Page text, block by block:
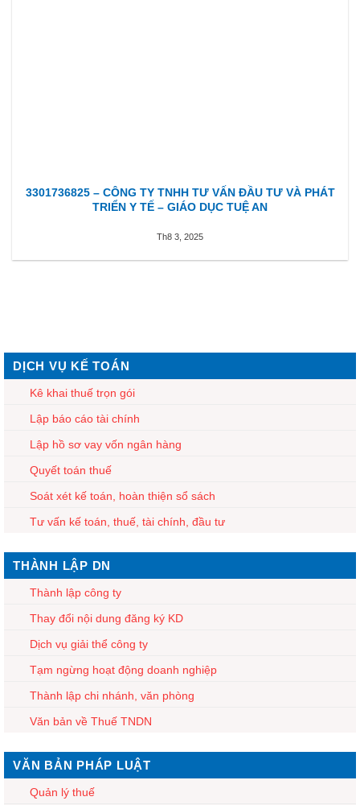
3301736825 – CÔNG TY TNHH TƯ VẤN ĐẦU TƯ VÀ PHÁT
TRIỂN Y TẾ – GIÁO DỤC TUỆ AN
Th8 3, 2025
DỊCH VỤ KẾ TOÁN
Kê khai thuế trọn gói
Lập báo cáo tài chính
Lập hồ sơ vay vốn ngân hàng
Quyết toán thuế
Soát xét kế toán, hoàn thiện sổ sách
Tư vấn kế toán, thuế, tài chính, đầu tư
THÀNH LẬP DN
Thành lập công ty
Thay đổi nội dung đăng ký KD
Dịch vụ giải thể công ty
Tạm ngừng hoạt động doanh nghiệp
Thành lập chi nhánh, văn phòng
Văn bản về Thuế TNDN
VĂN BẢN PHÁP LUẬT
Quản lý thuế